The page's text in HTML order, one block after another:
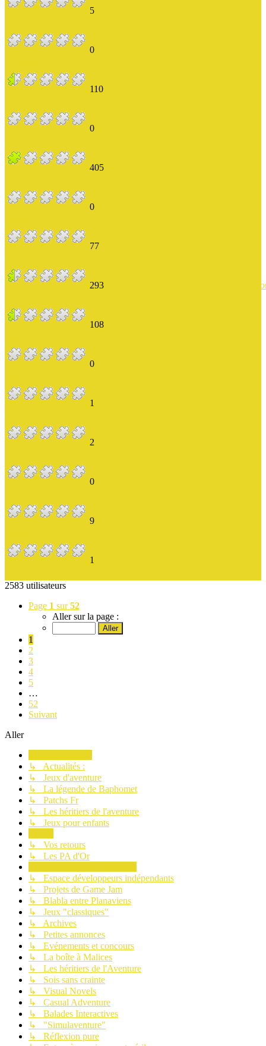
5
0
110
0
405
0
77
293 http://
108
0
1
2
0
9
1
2583 utilisateurs
Page 1 sur52
Aller sur la page :
1
2
3
4
5
…
52
Suivant
Aller
↳ Actualités :
↳ Jeux d'aventure
↳ La légende de Baphomet
↳ Patchs Fr
↳ Les héritiers de l'aventure
↳ Jeux pour enfants
↳ Vos retours
↳ Les PA d'Or
↳ Espace développeurs indépendants
↳ Projets de Game Jam
↳ Blabla entre Planaviens
↳ Jeux "classiques"
↳ Archives
↳ Petites annonces
↳ Evénements et concours
↳ La boîte à Malices
↳ Les héritiers de l'Aventure
↳ Sois sans crainte
↳ Visual Novels
↳ Casual Adventure
↳ Balades Interactives
↳ "Simulaventure"
↳ Réflexion pure